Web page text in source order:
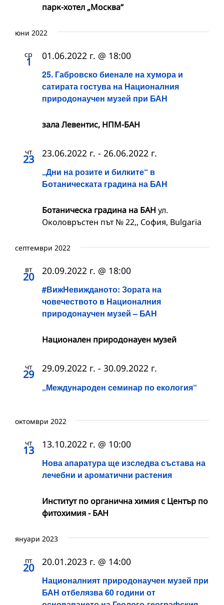
парк-хотел „Москва“
юни 2022
ср
1
25. Габровско биенале на хумора и
сатирата гостува на Националния
природонаучен музей при БАН
01.06.2022 г. @ 18:00
зала Левентис, НПМ-БАН
чт
23
„Дни на розите и билките“ в
Ботаническата градина на БАН
23.06.2022 г. - 26.06.2022 г.
Ботаническа градина на БАН ул.
Околовръстен път № 22,, София, Bulgaria
септември 2022
вт
20
#ВижНевижданото: Зората на
човечеството в Националния
природонаучен музей – БАН
20.09.2022 г. @ 18:00
Национален природонауен музей
чт
29
„Международен семинар по екология“
29.09.2022 г. - 30.09.2022 г.
октомври 2022
чт
13
Нова апаратура ще изследва състава на
лечебни и ароматични растения
13.10.2022 г. @ 10:00
Институт по органична химия с Център по
фитохимия - БАН
януари 2023
пт
20
Националният природонаучен музей при
БАН отбелязва 60 години от
20.01.2023 г. @ 14:00